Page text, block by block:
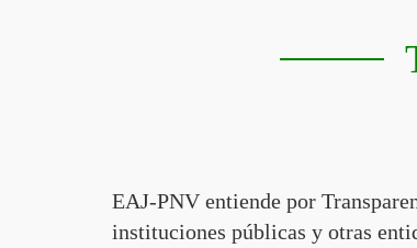
EAJ-PNV entiende por
instituciones públicas y otras